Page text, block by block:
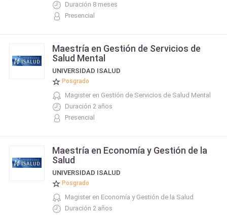
Duración 8 meses
Presencial
Maestría en Gestión de Servicios de
Salud Mental
UNIVERSIDAD ISALUD
Posgrado
Magister en Gestión de Servicios de Salud Mental
Duración 2 años
Presencial
Maestría en Economía y Gestión de la
Salud
UNIVERSIDAD ISALUD
Posgrado
Magister en Economía y Gestión de la Salud
Duración 2 años